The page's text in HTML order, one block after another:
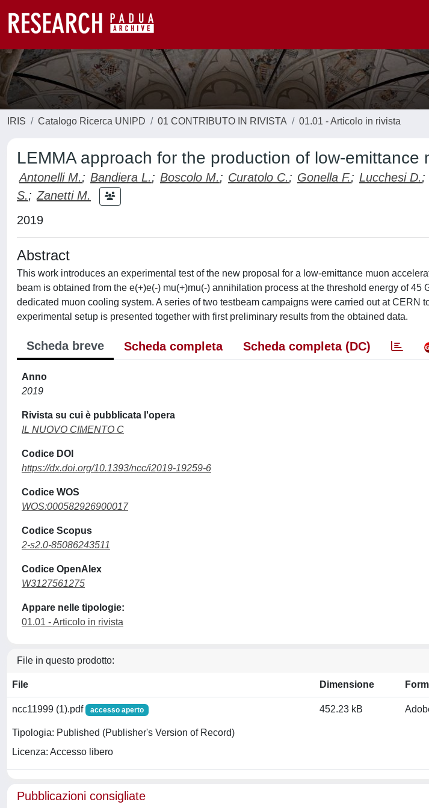
IRIS Catalogo Ricerca UNIPD 01 CONTRIBUTO IN RIVISTA 01.01 - Articolo in rivista
LEMMA approach for the production of low-emittance
Antonelli M.; Bandiera L.; Boscolo M.; Curatolo C.; Gonella F.; Lucchesi D.;
S.; Zanetti M.
2019
Abstract
This work introduces an experimental test of the new proposal for a low-emittance muon
beam is obtained from the e(+)e(-) mu(+)mu(-) annihilation process at the threshold energy of 45
dedicated muon cooling system. A series of two testbeam campaigns were carried out at CERN
experimental setup is presented together with first preliminary results from the obtained data.
Scheda breve Scheda completa Scheda completa (DC)
Anno
2019
Rivista su cui è pubblicata l'opera
IL NUOVO CIMENTO C
Codice DOI
https://dx.doi.org/10.1393/ncc/i2019-19259-6
Codice WOS
WOS:000582926900017
Codice Scopus
2-s2.0-85086243511
Codice OpenAlex
W3127561275
Appare nelle tipologie:
01.01 - Articolo in rivista
File in questo prodotto:
File Dimensione
ncc11999 (1).pdf accesso aperto
Tipologia: Published (Publisher's Version of Record)
Licenza: Accesso libero
452.23 kB
Pubblicazioni consigliate